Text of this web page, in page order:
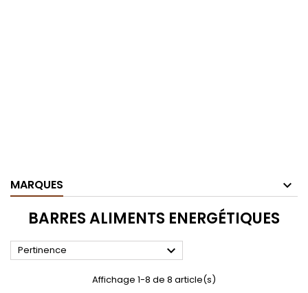
MARQUES
BARRES ALIMENTS ENERGÉTIQUES
Pertinence 
Affichage 1-8 de 8 article(s)